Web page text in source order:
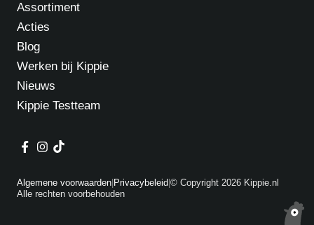
Assortiment
Acties
Blog
Werken bij Kippie
Nieuws
Kippie Testteam
Algemene voorwaarden Privacybeleid © Copyright 2026 Kippie.nl
Alle rechten voorbehouden